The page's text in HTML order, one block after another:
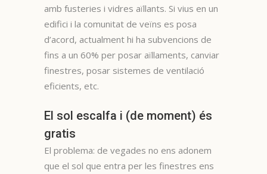
amb fusteries i vidres aïllants. Si vius en un
edifici i la comunitat de veïns es posa
d’acord, actualment hi ha subvencions de
fins a un 60% per posar aïllaments, canviar
finestres, posar sistemes de ventilació
eficients, etc.
El sol escalfa i (de moment) és
gratis
El problema: de vegades no ens adonem
que el sol que entra per les finestres ens